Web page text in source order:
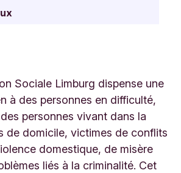
Sociale Limburg dispense une
à des personnes en difficulté,
personnes vivant dans la
de domicile, victimes de conflits
domestique, de misère
liés à la criminalité. Cet